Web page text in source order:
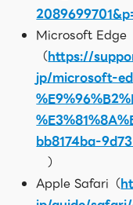
Microsoft Edge
（https://
jp/microsoft-
bb8174ba-
）
Apple Safari（